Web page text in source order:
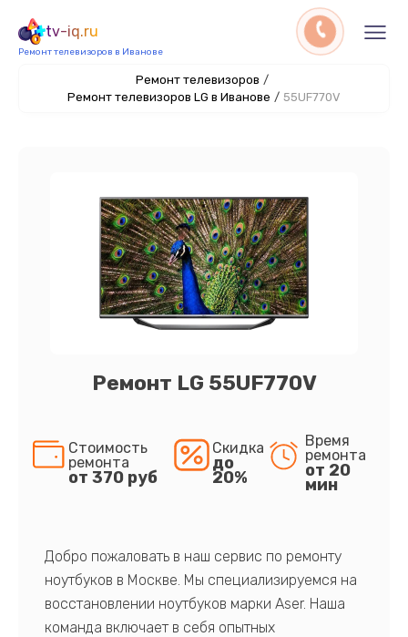
tv-iq.ru
Ремонт телевизоров в Иванове
Ремонт телевизоров /
Ремонт телевизоров LG в Иванове / 55UF770V
Ремонт LG 55UF770V
Стоимость
ремонта
от 370 руб
Скидка
до
20%
Время
ремонта
от 20
мин
Добро пожаловать в наш сервис по ремонту
ноутбуков в Москве. Мы специализируемся на
восстановлении ноутбуков марки Aser. Наша
команда включает в себя опытных